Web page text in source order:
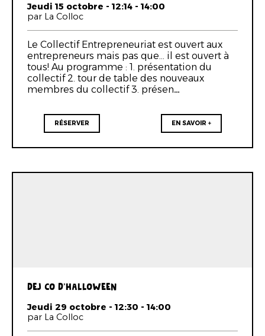
Jeudi 15 octobre - 12:14 - 14:00
par La Colloc
Le Collectif Entrepreneuriat est ouvert aux
entrepreneurs mais pas que... il est ouvert à
tous! Au programme : 1. présentation du
collectif 2. tour de table des nouveaux
membres du collectif 3. présen…
RÉSERVER EN SAVOIR +
DEJ CO D'HALLOWEEN
Jeudi 29 octobre - 12:30 - 14:00
par La Colloc